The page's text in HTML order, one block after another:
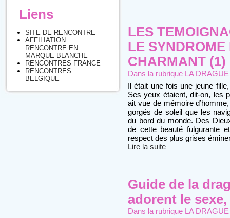
Liens
SITE DE RENCONTRE
AFFILIATION
RENCONTRE EN
MARQUE BLANCHE
RENCONTRES FRANCE
RENCONTRES
BELGIQUE
LES
LE SYNDROME
CHARMANT (1)
Dans la rubrique LA
Il était une fois une jeune
Ses yeux étaient, dit-on, les
ait vue de mémoire
gorgés de soleil que les
du bord du monde. Des
de cette beauté fulgurante
respect des plus grises
Lire la suite
Guide de la
adorent le
Dans la rubrique LA